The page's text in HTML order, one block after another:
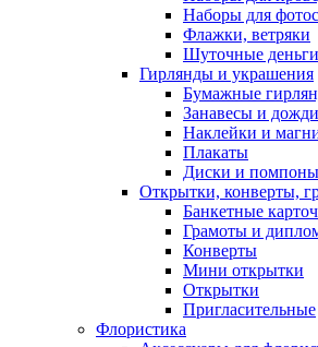
Наборы для
Флажки, ветряки
Шуточные деньги
Гирлянды и украшения
Бумажные
Занавесы и
Наклейки и
Плакаты
Диски и помпоны
Открытки, конверты,
Банкетные
Грамоты и
Конверты
Мини открытки
Открытки
Пригласительные
Флористика